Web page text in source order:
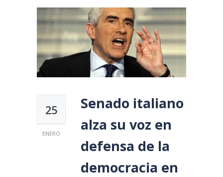
25
ENERO
Senado italiano
alza su voz en
defensa de la
democracia en